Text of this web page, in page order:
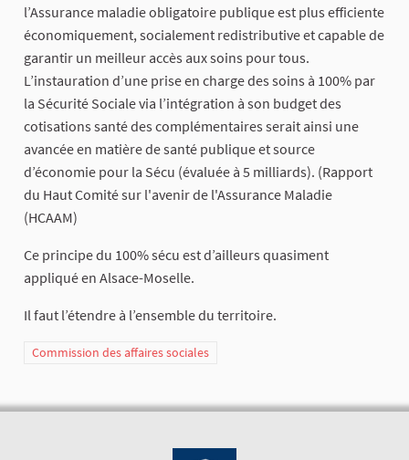
l’Assurance maladie obligatoire publique est plus efficiente
économiquement, socialement redistributive et capable de
garantir un meilleur accès aux soins pour tous.
L’instauration d’une prise en charge des soins à 100% par
la Sécurité Sociale via l’intégration à son budget des
cotisations santé des complémentaires serait ainsi une
avancée en matière de santé publique et source
d’économie pour la Sécu (évaluée à 5 milliards). (Rapport
du Haut Comité sur l'avenir de l'Assurance Maladie
(HCAAM)
Ce principe du 100% sécu est d’ailleurs quasiment
appliqué en Alsace-Moselle.
Il faut l’étendre à l’ensemble du territoire.
Commission des affaires sociales